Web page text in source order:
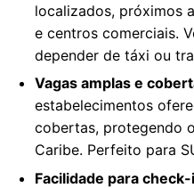
localizados, próximos
e centros comerciais.
depender de táxi ou
Vagas amplas e
estabelecimentos
cobertas, protegendo
Caribe. Perfeito para
Facilidade para